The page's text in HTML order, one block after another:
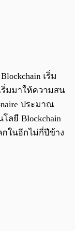
เริ่ม
มมาให้ความสน
ประมาณ
ลยี Blockchain
กในอีกไม่กี่ปีข้าง